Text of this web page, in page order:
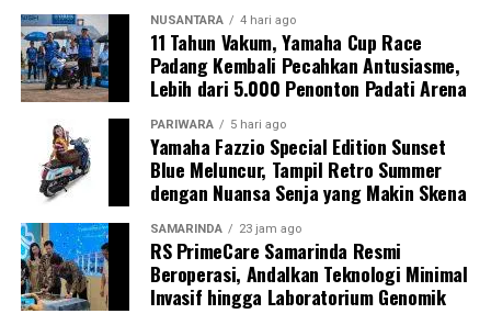
NUSANTARA 4 hari ago
11 Tahun Vakum, Yamaha Cup Race
Padang Kembali Pecahkan Antusiasme,
Lebih dari 5.000 Penonton Padati Arena
PARIWARA 5 hari ago
Yamaha Fazzio Special Edition Sunset
Blue Meluncur, Tampil Retro Summer
dengan Nuansa Senja yang Makin Skena
SAMARINDA 23 jam ago
RS PrimeCare Samarinda Resmi
Beroperasi, Andalkan Teknologi Minimal
Invasif hingga Laboratorium Genomik